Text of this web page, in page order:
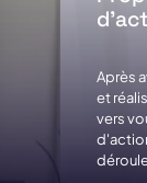
Après
et
vers